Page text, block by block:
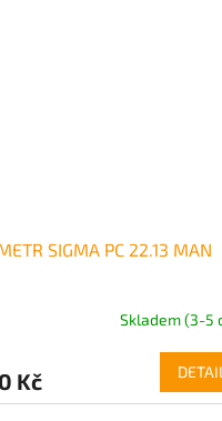
SIGMA PC 22.13 MAN
Skladem (3-5
Kč DETAIL